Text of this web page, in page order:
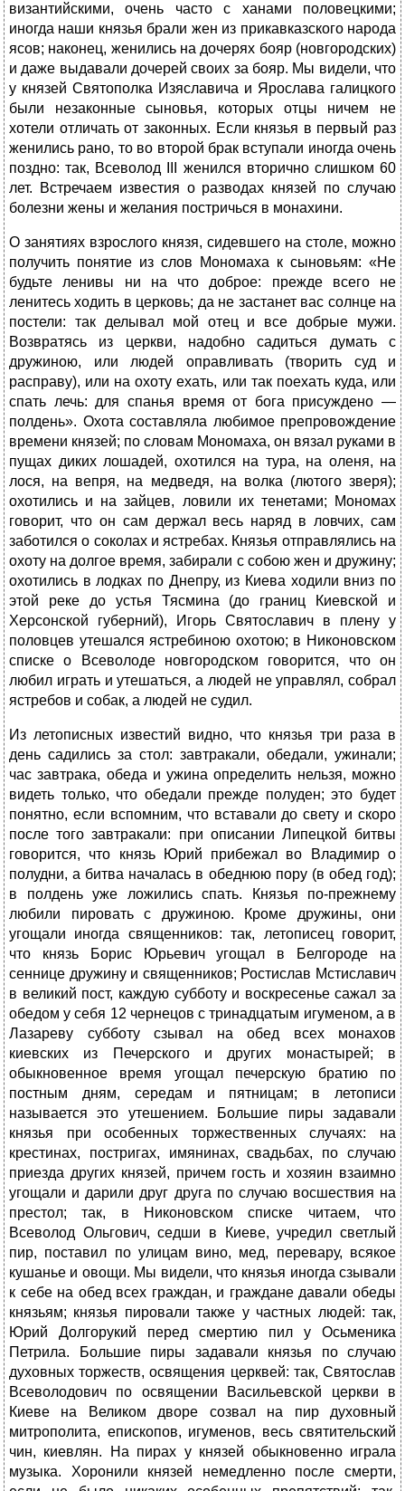
византийскими, очень часто с ханами половецкими;
иногда наши князья брали жен из прикавказского народа
ясов; наконец, женились на дочерях бояр (новгородских)
и даже выдавали дочерей своих за бояр. Мы видели, что
у князей Святополка Изяславича и Ярослава галицкого
были незаконные сыновья, которых отцы ничем не
хотели отличать от законных. Если князья в первый раз
женились рано, то во второй брак вступали иногда очень
поздно: так, Всеволод III женился вторично слишком 60
лет. Встречаем известия о разводах князей по случаю
болезни жены и желания постричься в монахини.
О занятиях взрослого князя, сидевшего на столе, можно
получить понятие из слов Мономаха к сыновьям: «Не
будьте ленивы ни на что доброе: прежде всего не
ленитесь ходить в церковь; да не застанет вас солнце на
постели: так делывал мой отец и все добрые мужи.
Возвратясь из церкви, надобно садиться думать с
дружиною, или людей оправливать (творить суд и
расправу), или на охоту ехать, или так поехать куда, или
спать лечь: для спанья время от бога присуждено —
полдень». Охота составляла любимое препровождение
времени князей; по словам Мономаха, он вязал руками в
пущах диких лошадей, охотился на тура, на оленя, на
лося, на вепря, на медведя, на волка (лютого зверя);
охотились и на зайцев, ловили их тенетами; Мономах
говорит, что он сам держал весь наряд в ловчих, сам
заботился о соколах и ястребах. Князья отправлялись на
охоту на долгое время, забирали с собою жен и дружину;
охотились в лодках по Днепру, из Киева ходили вниз по
этой реке до устья Тясмина (до границ Киевской и
Херсонской губерний), Игорь Святославич в плену у
половцев утешался ястребиною охотою; в Никоновском
списке о Всеволоде новгородском говорится, что он
любил играть и утешаться, а людей не управлял, собрал
ястребов и собак, а людей не судил.
Из летописных известий видно, что князья три раза в
день садились за стол: завтракали, обедали, ужинали;
час завтрака, обеда и ужина определить нельзя, можно
видеть только, что обедали прежде полуден; это будет
понятно, если вспомним, что вставали до свету и скоро
после того завтракали: при описании Липецкой битвы
говорится, что князь Юрий прибежал во Владимир о
полудни, а битва началась в обеднюю пору (в обед год);
в полдень уже ложились спать. Князья по-прежнему
любили пировать с дружиною. Кроме дружины, они
угощали иногда священников: так, летописец говорит,
что князь Борис Юрьевич угощал в Белгороде на
сеннице дружину и священников; Ростислав Мстиславич
в великий пост, каждую субботу и воскресенье сажал за
обедом у себя 12 чернецов с тринадцатым игуменом, а в
Лазареву субботу сзывал на обед всех монахов
киевских из Печерского и других монастырей; в
обыкновенное время угощал печерскую братию по
постным дням, середам и пятницам; в летописи
называется это утешением. Большие пиры задавали
князья при особенных торжественных случаях: на
крестинах, постригах, имянинах, свадьбах, по случаю
приезда других князей, причем гость и хозяин взаимно
угощали и дарили друг друга по случаю восшествия на
престол; так, в Никоновском списке читаем, что
Всеволод Ольгович, седши в Киеве, учредил светлый
пир, поставил по улицам вино, мед, перевару, всякое
кушанье и овощи. Мы видели, что князья иногда сзывали
к себе на обед всех граждан, и граждане давали обеды
князьям; князья пировали также у частных людей: так,
Юрий Долгорукий перед смертию пил у Осьменика
Петрила. Большие пиры задавали князья по случаю
духовных торжеств, освящения церквей: так, Святослав
Всеволодович по освящении Васильевской церкви в
Киеве на Великом дворе созвал на пир духовный
митрополита, епископов, игуменов, весь святительский
чин, киевлян. На пирах у князей обыкновенно играла
музыка. Хоронили князей немедленно после смерти,